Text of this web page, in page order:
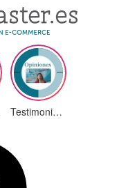
Testimonios Alumnos